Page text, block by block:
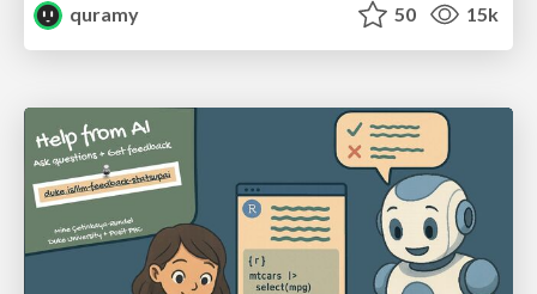
quramy
50 15k